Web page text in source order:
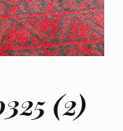
(2)